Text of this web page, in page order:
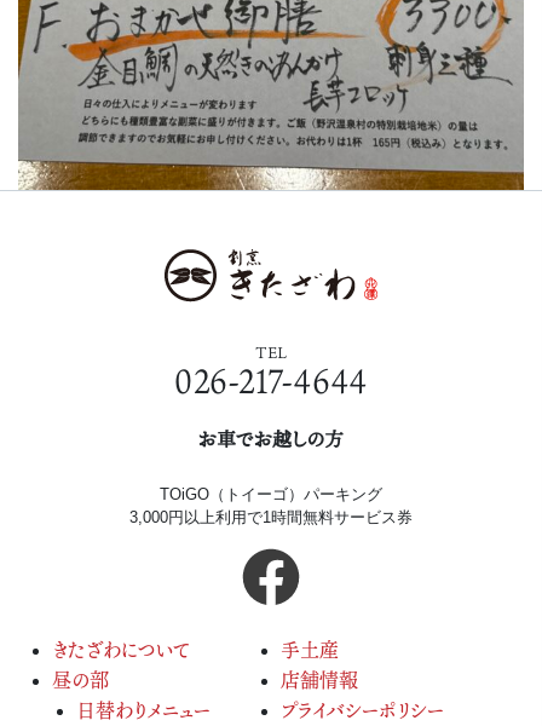
TEL
026-217-4644
お車でお越しの方
TOiGO（トイーゴ）パーキング
3,000円以上利用で1時間無料サービス券
きたざわについて
昼の部
日替わりメニュー
手土産
店舗情報
プライバシーポリシー